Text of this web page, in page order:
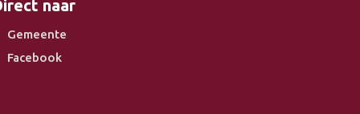
naar
Gemeente
Facebook